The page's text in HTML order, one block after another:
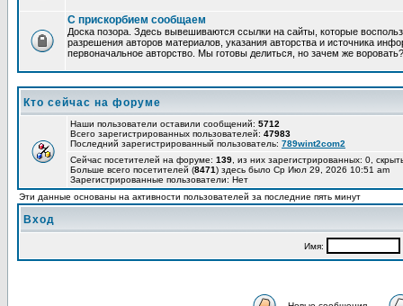
С прискорбием сообщаем
Доска позора. Здесь вывешиваются ссылки на сайты, которые
разрешения авторов материалов, указания авторства и источника
первоначальное авторство. Мы готовы делиться, но зачем же воровать?
Кто сейчас на форуме
Наши пользователи оставили сообщений: 5712
Всего зарегистрированных пользователей: 47983
Последний зарегистрированный пользователь: 789wint2com2
Сейчас посетителей на форуме: 139 , из них зарегистрированных: 0,
Больше всего посетителей (8471) здесь было Ср Июл 29, 2026 10:51 am
Зарегистрированные пользователи: Нет
Эти данные основаны на активности пользователей за последние пять минут
Вход
Имя: